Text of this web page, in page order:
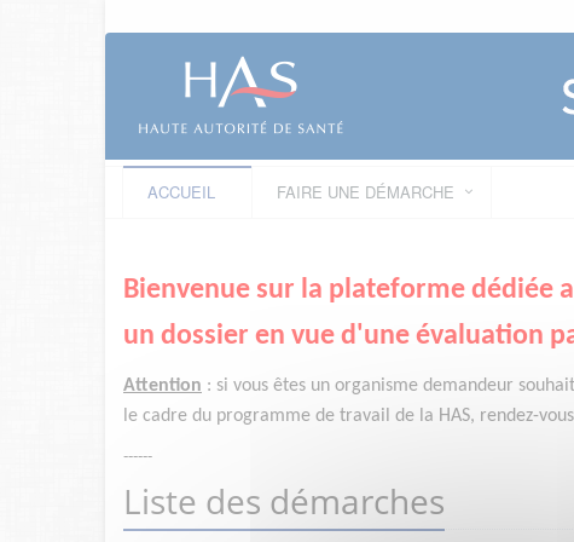
ACCUEIL FAIRE UNE DÉMARCHE
Bienvenue sur la plateforme dédiée
un dossier en vue d'une évaluation
Attention : si vous êtes un organisme demandeur
le cadre du programme de travail de la HAS, rendez-
------
Liste des démarches